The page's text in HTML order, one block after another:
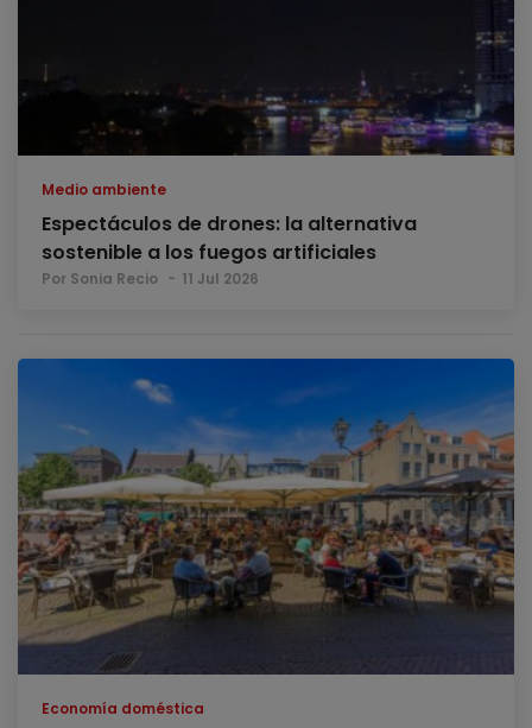
Medio ambiente
Espectáculos de drones: la alternativa
sostenible a los fuegos artificiales
Por Sonia Recio 11 Jul 2026
Economía doméstica